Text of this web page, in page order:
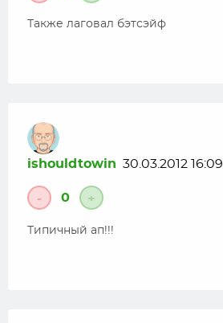
Также лаговал бэтсэйф
ishouldtowin 30.03.2012 16:09
- 0 +
Типичный ап!!!